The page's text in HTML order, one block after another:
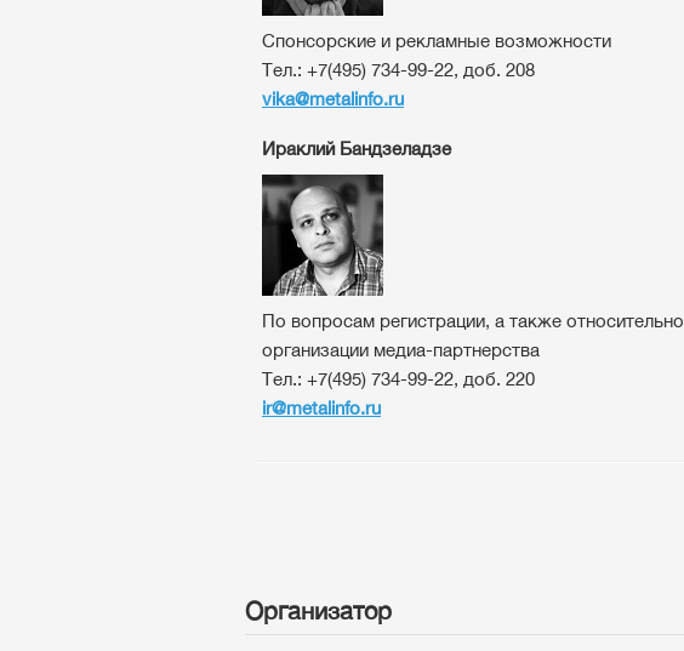
Спонсорские и рекламные возможности
Тел.: +7(495) 734-99-22, доб. 208
vika@metalinfo.ru
Ираклий Бандзеладзе
По вопросам регистрации, а также относительно
организации медиа-партнерства
Тел.: +7(495) 734-99-22, доб. 220
ir@metalinfo.ru
Организатор